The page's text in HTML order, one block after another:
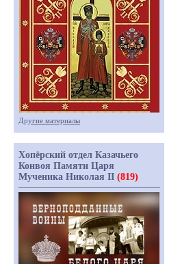
Другие материалы
Хопёрский отдел Казачьего
Конвоя Памяти Царя
Мученика Николая II (819)